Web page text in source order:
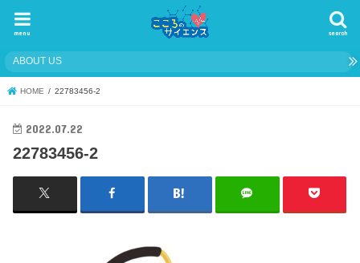
search
menu
ABOUT US
HOME 22783456-2
2022.07.22
22783456-2